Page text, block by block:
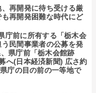
、再開発に待ち受ける厳
再開発困難な時代にど
庁前に所有する「栃木会
民間事業者の公募を発
県庁前「栃木会館跡
へ(日本経済新聞) 広さ約
庁の目の前の一等地で